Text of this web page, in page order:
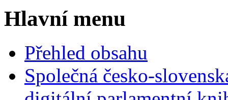
Hlavní menu
Přehled obsahu
Společná česko-